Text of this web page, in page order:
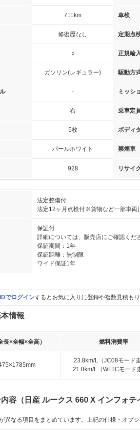
711km 車検
修復歴なし 定期点
○ 正規輸
ガソリン(レギュラー) 駆動方
- ミッシ
右 乗車定
5枚 ボディ
パールホワイト 禁煙車
928 リサイ
法定整備付
法定12ヶ月点検付※貨物など一部車両
保証付
詳細については、販売店にご確認くだ
保証期間：1年
保証距離：無制限
ワイド保証1年
でログインするとお気に入りに登録や複数見積も
情報
長×全幅×全高） 燃料消費率
23.8km/L（JC08モード走
21.0km/L（WLTCモード
容（日産 ルークス 660 X インフォテ
異なる項目をまとめています。上記の仕様・オプシ